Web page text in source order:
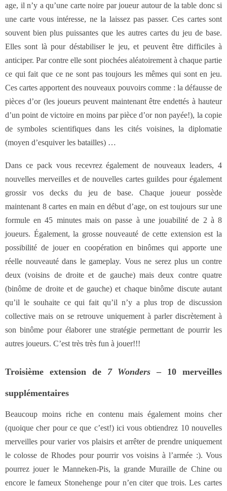
age, il n’y a qu’une carte noire par joueur autour de la table donc si
une carte vous intéresse, ne la laissez pas passer. Ces cartes sont
souvent bien plus puissantes que les autres cartes du jeu de base.
Elles sont là pour déstabiliser le jeu, et peuvent être difficiles à
anticiper. Par contre elle sont piochées aléatoirement à chaque partie
ce qui fait que ce ne sont pas toujours les mêmes qui sont en jeu.
Ces cartes apportent des nouveaux pouvoirs comme : la défausse de
pièces d’or (les joueurs peuvent maintenant être endettés à hauteur
d’un point de victoire en moins par pièce d’or non payée!), la copie
de symboles scientifiques dans les cités voisines, la diplomatie
(moyen d’esquiver les batailles) …
Dans ce pack vous recevrez également de nouveaux leaders, 4
nouvelles merveilles et de nouvelles cartes guildes pour également
grossir vos decks du jeu de base. Chaque joueur possède
maintenant 8 cartes en main en début d’age, on est toujours sur une
formule en 45 minutes mais on passe à une jouabilité de 2 à 8
joueurs. Également, la grosse nouveauté de cette extension est la
possibilité de jouer en coopération en binômes qui apporte une
réelle nouveauté dans le gameplay. Vous ne serez plus un contre
deux (voisins de droite et de gauche) mais deux contre quatre
(binôme de droite et de gauche) et chaque binôme discute autant
qu’il le souhaite ce qui fait qu’il n’y a plus trop de discussion
collective mais on se retrouve uniquement à parler discrètement à
son binôme pour élaborer une stratégie permettant de pourrir les
autres joueurs. C’est très très fun à jouer!!!
Troisième extension de 7 Wonders – 10 merveilles
supplémentaires
Beaucoup moins riche en contenu mais également moins cher
(quoique cher pour ce que c’est!) ici vous obtiendrez 10 nouvelles
merveilles pour varier vos plaisirs et arrêter de prendre uniquement
le colosse de Rhodes pour pourrir vos voisins à l’armée :). Vous
pourrez jouer le Manneken-Pis, la grande Muraille de Chine ou
encore le fameux Stonehenge pour n’en citer que trois. Les cartes